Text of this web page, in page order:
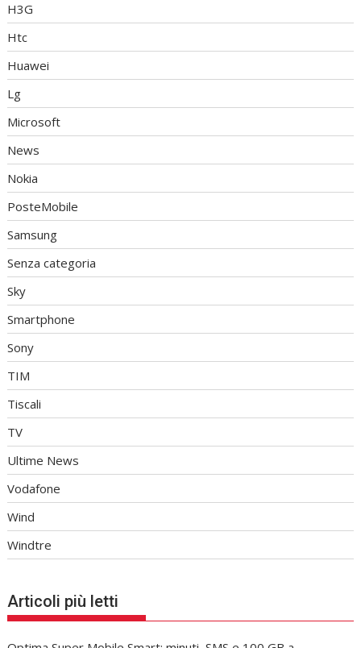
H3G
Htc
Huawei
Lg
Microsoft
News
Nokia
PosteMobile
Samsung
Senza categoria
Sky
Smartphone
Sony
TIM
Tiscali
TV
Ultime News
Vodafone
Wind
Windtre
Articoli più letti